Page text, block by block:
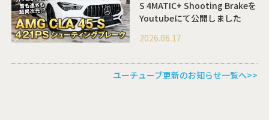
S 4MATIC+ Shooting Brakeを
Youtubeにて公開しました
2026.06.17
ユーチューブ更新のお知らせ一覧へ>>